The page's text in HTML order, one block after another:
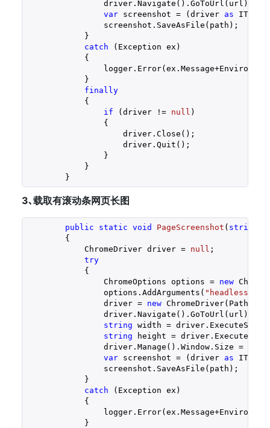
                driver.Navigate().GoToUrl(url);
var screenshot = (driver as
                screenshot.SaveAsFile(path);
            }
catch (Exception ex)
            {
            }
finally
            {
if (driver != null )
                {
                    driver.Close();
                    driver.Quit();
                }
            }
        }
3､载取有滚动条网页长图
public static void PageScreenshot ( string
{
            ChromeDriver driver =
null ;
try
            {
                ChromeOptions options =
new
                options.AddArguments(
"headless"
                driver =
new
                driver.Navigate().GoToUrl(url);
string width =
string height =
                driver.Manage().Window.Size =
var screenshot = (driver as
                screenshot.SaveAsFile(path);
            }
catch (Exception ex)
            {
            }